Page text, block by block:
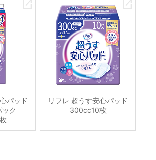
パッド
ック
リフレ 超うす安心パッド
300cc10枚